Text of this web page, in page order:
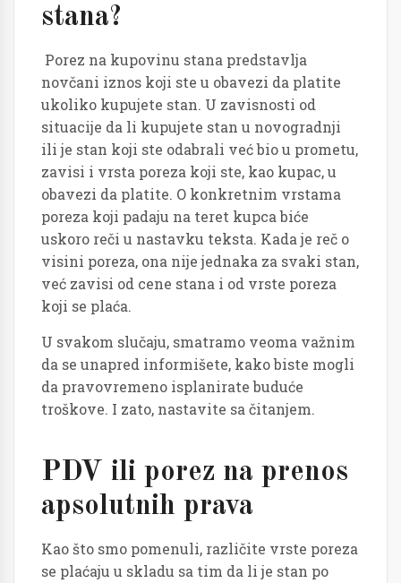
stana?
Porez na kupovinu stana predstavlja
novčani iznos koji ste u obavezi da platite
ukoliko kupujete stan. U zavisnosti od
situacije da li kupujete stan u novogradnji
ili je stan koji ste odabrali već bio u prometu,
zavisi i vrsta poreza koji ste, kao kupac, u
obavezi da platite. O konkretnim vrstama
poreza koji padaju na teret kupca biće
uskoro reči u nastavku teksta. Kada je reč o
visini poreza, ona nije jednaka za svaki stan,
već zavisi od cene stana i od vrste poreza
koji se plaća.
U svakom slučaju, smatramo veoma važnim
da se unapred informišete, kako biste mogli
da pravovremeno isplanirate buduće
troškove. I zato, nastavite sa čitanjem.
PDV ili porez na prenos
apsolutnih prava
Kao što smo pomenuli, različite vrste poreza
se plaćaju u skladu sa tim da li je stan po